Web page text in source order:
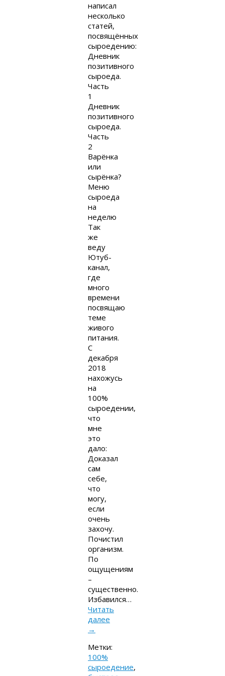
написал
несколько
статей,
посвящённых
сыроедению:
Дневник
позитивного
сыроеда.
Часть
1
Дневник
позитивного
сыроеда.
Часть
2
Варёнка
или
сырёнка?
Меню
сыроеда
на
неделю
Так
же
веду
Ютуб-
канал,
где
много
времени
посвящаю
теме
живого
питания.
С
декабря
2018
нахожусь
на
100%
сыроедении,
что
мне
это
дало:
Доказал
сам
себе,
что
могу,
если
очень
захочу.
Почистил
организм.
По
ощущениям
–
существенно.
Избавился…
Читать
далее
→
Метки:
100%
сыроедение,